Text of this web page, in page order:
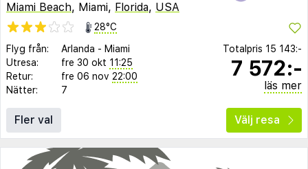
Miami Beach, Miami, Florida, USA
28°C
Flyg från:
Arlanda - Miami
Utresa:
fre 30 okt 11:25
Retur:
fre 06 nov 22:00
Nätter:
7
Totalpris 15 143:-
7 572:-
läs mer
Fler val Välj resa